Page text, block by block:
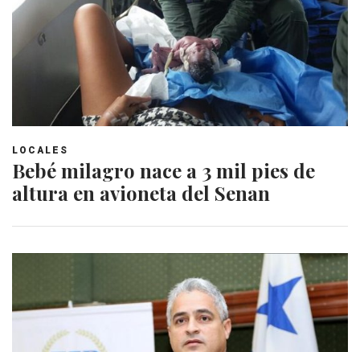
LOCALES
Bebé milagro nace a 3 mil pies de
altura en avioneta del Senan